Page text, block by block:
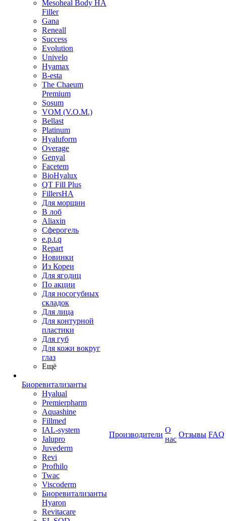
Mesoheal Body HA
Filler
Gana
Reneall
Success
Evolution
Univelo
Hyamax
B-esta
The Chaeum
Premium
Sosum
VOM (V.O.M.)
Bellast
Platinum
Hyaluform
Overage
Genyal
Facetem
BioHyalux
QT Fill Plus
FillersHA
Для морщин
В лоб
Aliaxin
Сферогель
e.p.t.q
Repart
Новинки
Из Кореи
Для ягодиц
По акции
Для носогубных
складок
Для лица
Для контурной
пластики
Для губ
Для кожи вокруг
глаз
Ещё
Биоревитализанты
Hyalual
Premierpharm
Aquashine
Fillmed
IAL-system
Jalupro
Juvederm
Revi
Profhilo
Twac
Viscoderm
Биоревитализанты
Hyaron
Revitacare
Производители
О
нас
Отзывы FAQ